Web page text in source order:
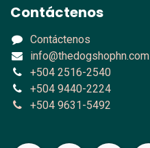
Contáctenos
Contáctenos
info@thedogshophn.com
+504 2516-2540
+504 9440-2224
+504 9631-5492